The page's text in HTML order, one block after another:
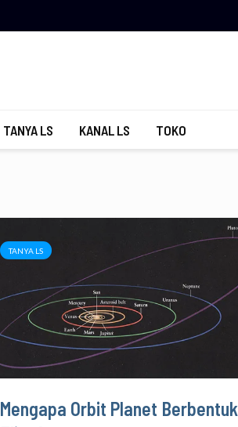
TANYA LS KANAL LS TOKO
TANYA LS
Mengapa Orbit Planet Berbentuk